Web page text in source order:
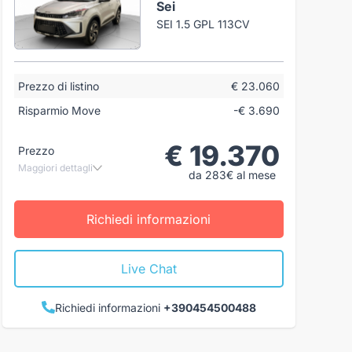
Sei
SEI 1.5 GPL 113CV
Prezzo di listino
€ 23.060
Risparmio Move
-€ 3.690
Prezzo
Maggiori dettagli € 19.370
da 283€ al mese
Richiedi informazioni
Live Chat
Richiedi informazioni +390454500488